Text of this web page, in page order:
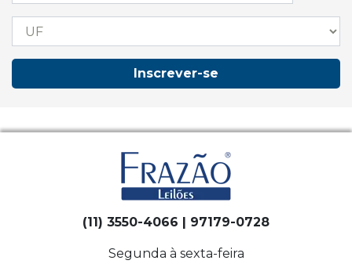
Inscrever-se
(11) 3550-4066 | 97179-0728
Segunda à sexta-feira